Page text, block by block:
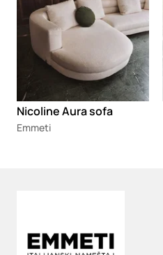
Nicoline Aura sofa
Emmeti